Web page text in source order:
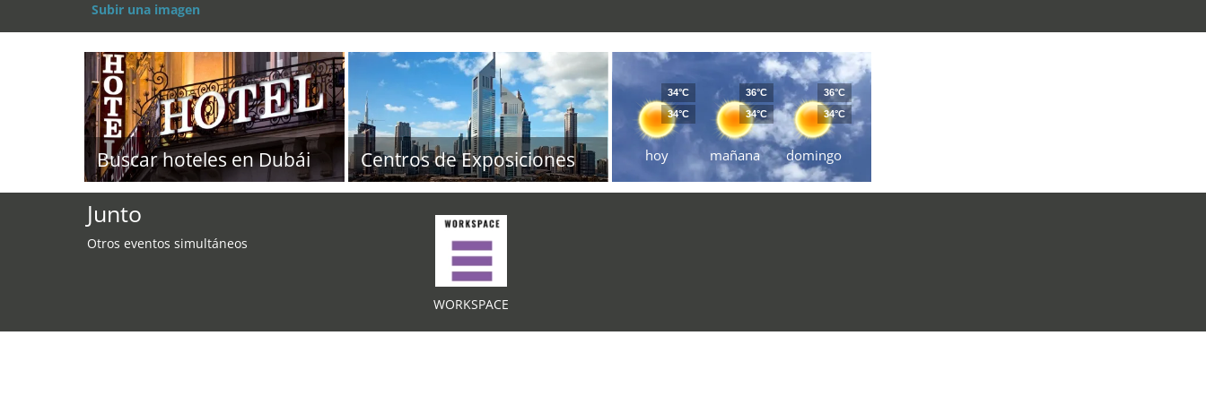
Subir una imagen
Buscar hoteles en Dubái Centros de Exposiciones hoy
34°C
34°C
mañana
36°C
34°C
domingo
36°C
34°C
Junto
Otros eventos simultáneos
WORKSPACE